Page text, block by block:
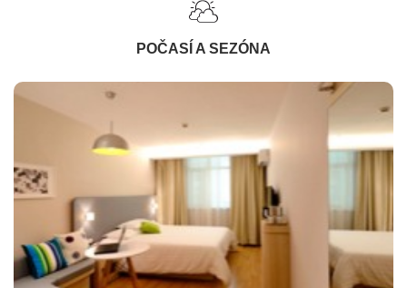
POČASÍ A SEZÓNA